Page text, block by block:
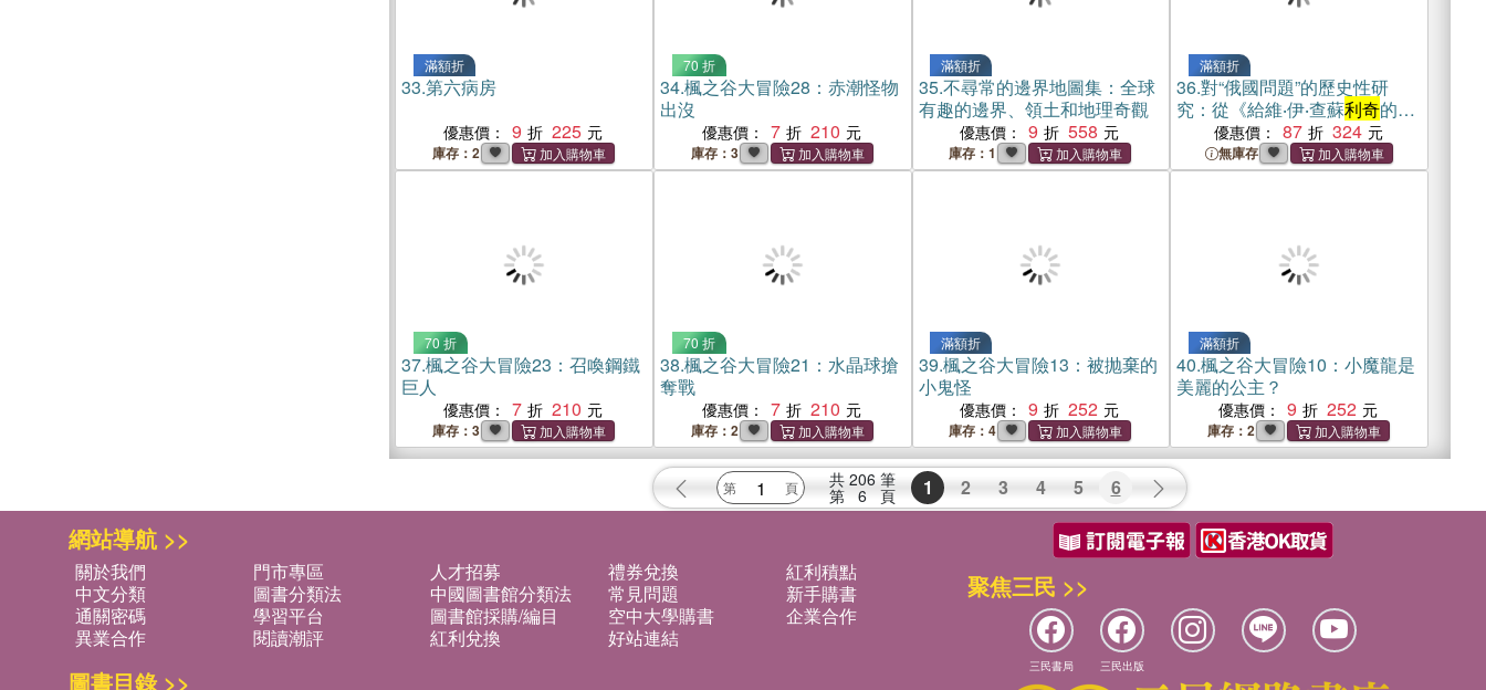
滿額折
33.第六病房
優惠價： 9 225
庫存：2
70 折
34.楓之谷大冒險28：赤潮怪物
出沒
優惠價： 7 210
庫存：3
滿額折
35.不尋常的邊界地圖集：全球
有趣的邊界、領土和地理奇觀
優惠價： 9 558
庫存：1
滿額折
36.對“俄國問題”的歷史性研
究：從《給維‧伊‧查蘇利奇的覆
信》到《國家與革命》（簡體
書）
優惠價： 87 324
無庫存
70 折
37.楓之谷大冒險23：召喚鋼鐵
巨人
優惠價： 7 210
庫存：3
70 折
38.楓之谷大冒險21：水晶球搶
奪戰
優惠價： 7 210
庫存：2
滿額折
39.楓之谷大冒險13：被抛棄的
小鬼怪
優惠價： 9 252
庫存：4
滿額折
40.楓之谷大冒險10：小魔龍是
美麗的公主？
優惠價： 9 252
庫存：2
共 206 筆
第 6 頁 1 2 3 4 5 6
網站導航 >>
關於我們 門市專區 人才招募 禮券兌換
紅利積點
中文分類
圖書分類法 中國圖書館分類法 常見問題
新手購書
通關密碼
學習平台 圖書館採購/編目 空中大學購書
企業合作
異業合作
閱讀潮評 紅利兌換 好站連結
圖書目錄 >>
聚焦三民 >>
三民書局 三民出版